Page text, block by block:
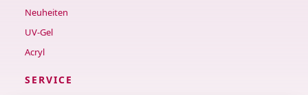
Neuheiten
UV-Gel
Acryl
SERVICE